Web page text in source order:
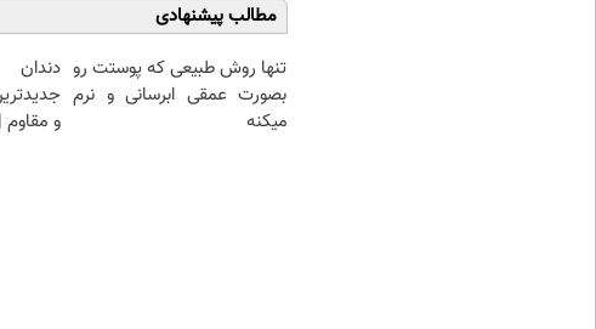
مطالب پیشنهادی
تنها روش طبیعی که پوستت رو
بصورت عمقی ابرسانی و نرم
میکنه
و